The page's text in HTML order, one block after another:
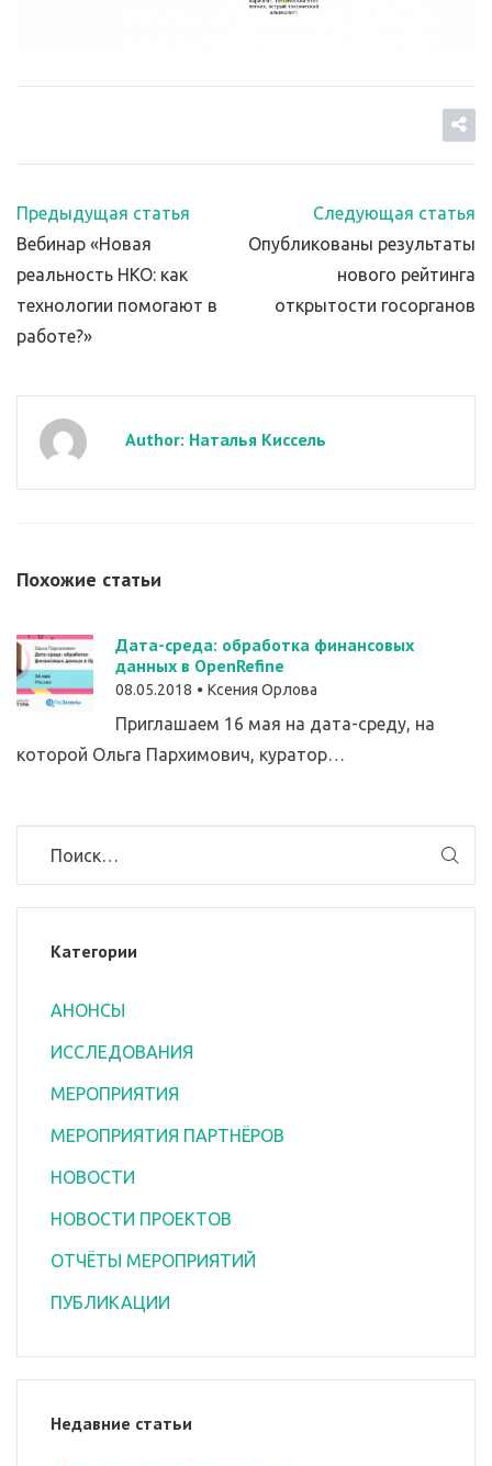
Предыдущая статья
Вебинар «Новая
реальность НКО: как
технологии помогают в
работе?»
Следующая статья
Опубликованы результаты
нового рейтинга
открытости госорганов
Author: Наталья Киссель
Похожие статьи
Дата-среда: обработка финансовых
данных в OpenRefine
08.05.2018 Ксения Орлова
Приглашаем 16 мая на дата-среду, на
которой Ольга Пархимович, куратор…
Категории
АНОНСЫ
ИССЛЕДОВАНИЯ
МЕРОПРИЯТИЯ
МЕРОПРИЯТИЯ ПАРТНЁРОВ
НОВОСТИ
НОВОСТИ ПРОЕКТОВ
ОТЧЁТЫ МЕРОПРИЯТИЙ
ПУБЛИКАЦИИ
Недавние статьи